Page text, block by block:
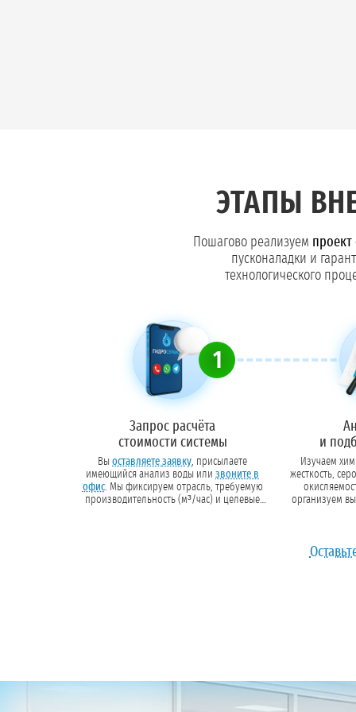
ЭТАПЫ
Пошагово реализуем проект
пусконаладки и
технологического
1
Запрос расчёта
стоимости системы
Вы оставляете заявку, присылаете
имеющийся анализ воды или звоните в
офис. Мы фиксируем отрасль, требуемую
производительность (м³/час) и целевые
и
Изучаем
жесткость,
организуем